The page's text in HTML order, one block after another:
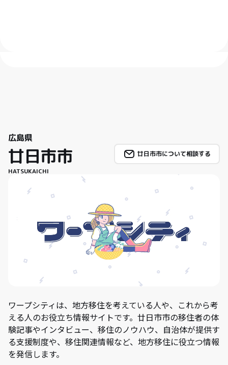
広島県
廿日市市
HATSUKAICHI
廿日市市について相談する
ワープシティは、地方移住を考えている人や、これから考
える人のお役立ち情報サイトです。廿日市市の移住者の体
験記事やインタビュー、移住のノウハウ、自治体が提供す
る支援制度や、移住関連情報など、地方移住に役立つ情報
を発信します。